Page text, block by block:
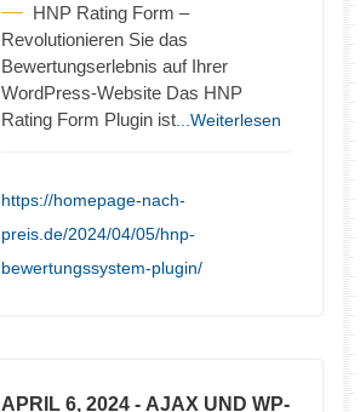
HNP Rating Form –
Revolutionieren Sie das
Bewertungserlebnis auf Ihrer
WordPress-Website Das HNP
Rating Form Plugin ist ...Weiterlesen
https://homepage-nach-
preis.de/2024/04/05/hnp-
bewertungssystem-plugin/
APRIL 6, 2024 - AJAX UND WP-